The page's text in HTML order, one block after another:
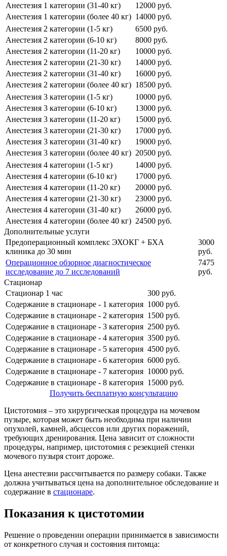
Анестезия 1 категории (31-40 кг)
12000 руб.
Анестезия 1 категории (более 40 кг) 14000 руб.
Анестезия 2 категории (1-5 кг)
6500 руб.
Анестезия 2 категории (6-10 кг)
8000 руб.
Анестезия 2 категории (11-20 кг)
10000 руб.
Анестезия 2 категории (21-30 кг)
14000 руб.
Анестезия 2 категории (31-40 кг)
16000 руб.
Анестезия 2 категории (более 40 кг) 18500 руб.
Анестезия 3 категории (1-5 кг)
10000 руб.
Анестезия 3 категории (6-10 кг)
13000 руб.
Анестезия 3 категории (11-20 кг)
15000 руб.
Анестезия 3 категории (21-30 кг)
17000 руб.
Анестезия 3 категории (31-40 кг)
19000 руб.
Анестезия 3 категории (более 40 кг) 20500 руб.
Анестезия 4 категории (1-5 кг)
14000 руб.
Анестезия 4 категории (6-10 кг)
17000 руб.
Анестезия 4 категории (11-20 кг)
20000 руб.
Анестезия 4 категории (21-30 кг)
23000 руб.
Анестезия 4 категории (31-40 кг)
26000 руб.
Анестезия 4 категории (более 40 кг) 24500 руб.
Дополнительные услуги
Предоперационный комплекс ЭХОКГ + БХА
клиника до 30 мин
3000
руб.
Операционное обзорное диагностическое
исследование до 7 исследований
7475
руб.
Стационар
Стационар 1 час
300 руб.
Содержание в стационаре - 1 категория 1000 руб.
Содержание в стационаре - 2 категория 1500 руб.
Содержание в стационаре - 3 категория 2500 руб.
Содержание в стационаре - 4 категория 3500 руб.
Содержание в стационаре - 5 категория 4500 руб.
Содержание в стационаре - 6 категория 6000 руб.
Содержание в стационаре - 7 категория 10000 руб.
Содержание в стационаре - 8 категория 15000 руб.
Получить бесплатную консультацию
Цистотомия – это хирургическая процедура на мочевом
пузыре, которая может быть необходима при наличии
опухолей, камней, абсцессов или других поражений,
требующих дренирования. Цена зависит от сложности
процедуры, например, цистотомия с резекцией стенки
мочевого пузыря стоит дороже.
Цена анестезии рассчитывается по размеру собаки. Также
должна учитываться цена на дополнительное обследование и
содержание в стационаре.
Показания к цистотомии
Решение о проведении операции принимается в зависимости
от конкретного случая и состояния питомца: